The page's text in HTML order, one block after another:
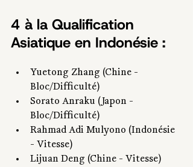
4 à la Qualification
Asiatique en Indonésie :
Yuetong Zhang (Chine -
Bloc/Difficulté)
Sorato Anraku (Japon -
Bloc/Difficulté)
Rahmad Adi Mulyono (Indonésie
- Vitesse)
Lijuan Deng (Chine - Vitesse)